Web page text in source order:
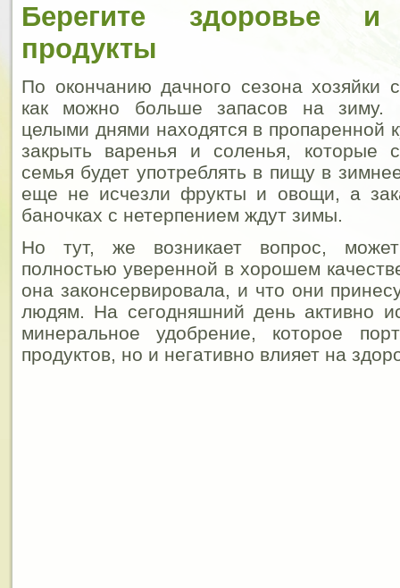
Берегите здоровье и
продукты
По окончанию дачного сезона хозяйки
как можно больше запасов на зиму.
целыми днями находятся в пропаренной
закрыть варенья и соленья, которые
семья будет употреблять в пищу в
еще не исчезли фрукты и овощи, а
баночках с нетерпением ждут зимы.
Но тут, же возникает вопрос,
полностью уверенной в хорошем
она законсервировала, и что они
людям. На сегодняшний день активно
минеральное удобрение, которое
продуктов, но и негативно влияет на